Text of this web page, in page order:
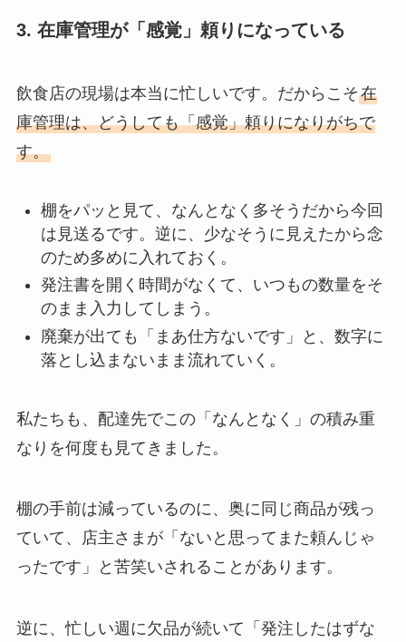
3. 在庫管理が「感覚」頼りになっている
飲食店の現場は本当に忙しいです。だからこそ在
庫管理は、どうしても「感覚」頼りになりがちで
す。
棚をパッと見て、なんとなく多そうだから今回
は見送るです。逆に、少なそうに見えたから念
のため多めに入れておく。
発注書を開く時間がなくて、いつもの数量をそ
のまま入力してしまう。
廃棄が出ても「まあ仕方ないです」と、数字に
落とし込まないまま流れていく。
私たちも、配達先でこの「なんとなく」の積み重
なりを何度も見てきました。
棚の手前は減っているのに、奥に同じ商品が残っ
ていて、店主さまが「ないと思ってまた頼んじゃ
ったです」と苦笑いされることがあります。
逆に、忙しい週に欠品が続いて「発注したはずな